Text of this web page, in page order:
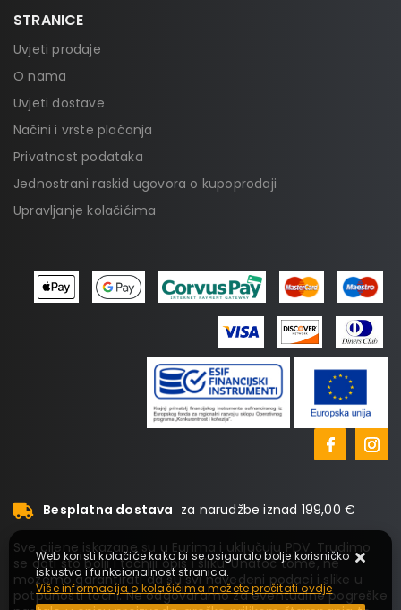
STRANICE
Uvjeti prodaje
O nama
Uvjeti dostave
Načini i vrste plaćanja
Privatnost podataka
Jednostrani raskid ugovora o kupoprodaji
Upravljanje kolačićima
Besplatna dostava za narudžbe iznad 199,00 €
Sve cijene iskazane su u Eurima i uključuju PDV. Trudimo
se dati što bolji i točniji opis i sliku. Unatoč tome, ne
možemo garantirati da su svi navedeni podaci i slike u
potpunosti točni. Ne odgovaramo za eventualne pogreške
Web koristi kolačiće kako bi se osiguralo bolje korisničko
iskustvo i funkcionalnost stranica.
Više informacija o kolačićima možete pročitati ovdje